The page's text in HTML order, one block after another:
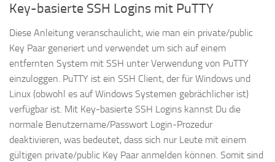
Key-basierte SSH Logins mit PuTTY
Diese Anleitung veranschaulicht, wie man ein private/public
Key Paar generiert und verwendet um sich auf einem
entfernten System mit SSH unter Verwendung von PuTTY
einzuloggen. PuTTY ist ein SSH Client, der für Windows und
Linux (obwohl es auf Windows Systemen gebrächlicher ist)
verfügbar ist. Mit Key-basierte SSH Logins kannst Du die
normale Benutzername/Passwort Login-Prozedur
deaktivieren, was bedeutet, dass sich nur Leute mit einem
gültigen private/public Key Paar anmelden können. Somit sind